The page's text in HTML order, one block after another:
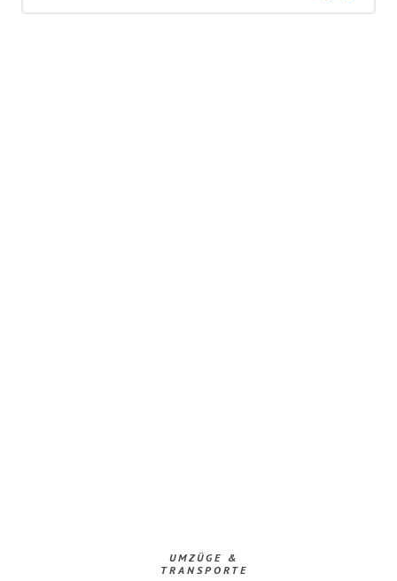
UMZÜGE &
TRANSPORTE